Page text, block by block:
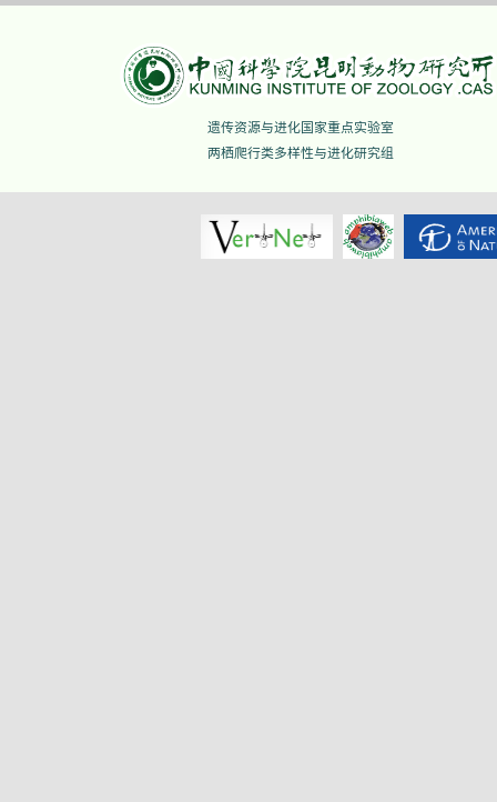
遗传资源与进化国家重点实验室
两栖爬行类多样性与进化研究组